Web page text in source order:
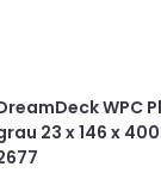
WPC
23 x 146 x